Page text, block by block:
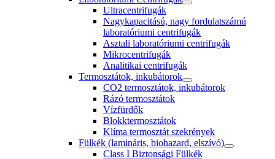
Ultracentrifugák
Nagykapacitású, nagy fordulatszámú
laboratóriumi centrifugák
Asztali laboratóriumi centrifugák
Mikrocentrifugák
Analitikai centrifugák
Termosztátok, inkubátorok
CO2 termosztátok, inkubátorok
Rázó termosztátok
Vízfürdők
Blokktermosztátok
Klíma termosztát szekrények
Fülkék (lamináris, biohazard, elszívó)
Class I Biztonsági Fülkék